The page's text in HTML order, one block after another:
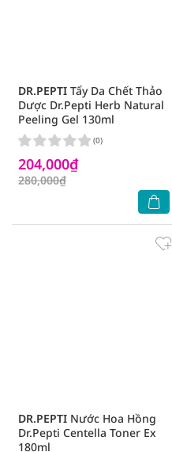
DR.PEPTI Tẩy Da Chết Thảo
Dược Dr.Pepti Herb Natural
Peeling Gel 130ml
204,000₫
280,000₫
(0)
DR.PEPTI Nước Hoa Hồng
Dr.Pepti Centella Toner Ex
180ml